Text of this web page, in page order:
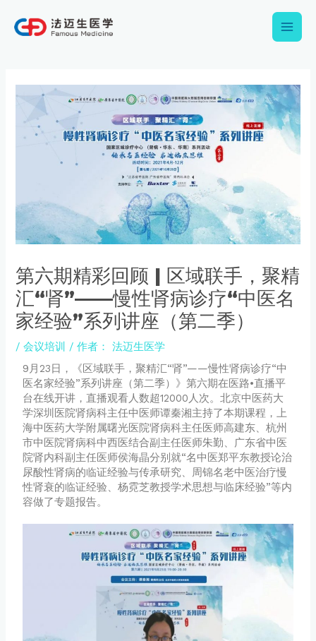
Main
第六期精彩回顾 | 区域联手，聚精
汇“肾”——慢性肾病诊疗“中医名
家经验”系列讲座（第二季）
/会议培训 / 作者：
法迈生医学
9月23日，《区域联手，聚精汇“肾”——慢性肾病诊疗“中
医名家经验”系列讲座（第二季）》第六期在医路•直播平
台在线开讲，直播观看人数超12000人次。北京中医药大
学深圳医院肾病科主任中医师谭秦湘主持了本期课程，上
海中医药大学附属曙光医院肾病科主任医师高建东、杭州
市中医院肾病科中西医结合副主任医师朱勤、广东省中医
院肾内科副主任医师侯海晶分别就“名中医郑平东教授论治
尿酸性肾病的临证经验与传承研究、周锦名老中医治疗慢
性肾衰的临证经验、杨霓芝教授学术思想与临床经验”等内
容做了专题报告。